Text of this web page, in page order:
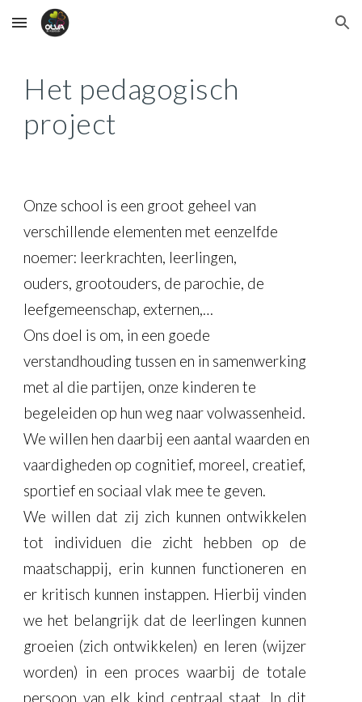
Skip to main content Skip to navigation
Het pedagogisch
project
Onze school is een groot geheel van
verschillende elementen met eenzelfde
noemer: leerkrachten, leerlingen,
ouders, grootouders, de parochie, de
leefgemeenschap, externen,…
Ons doel is om, in een goede
verstandhouding tussen en in samenwerking
met al die partijen, onze kinderen te
begeleiden op hun weg naar volwassenheid.
We willen hen daarbij een aantal waarden en
vaardigheden op cognitief, moreel, creatief,
sportief en sociaal vlak mee te geven.
We willen dat zij zich kunnen ontwikkelen
tot individuen die zicht hebben op de
maatschappij, erin kunnen functioneren en
er kritisch kunnen instappen. Hierbij vinden
we het belangrijk dat de leerlingen kunnen
groeien (zich ontwikkelen) en leren (wijzer
worden) in een proces waarbij de totale
persoon van elk kind centraal staat. In dit